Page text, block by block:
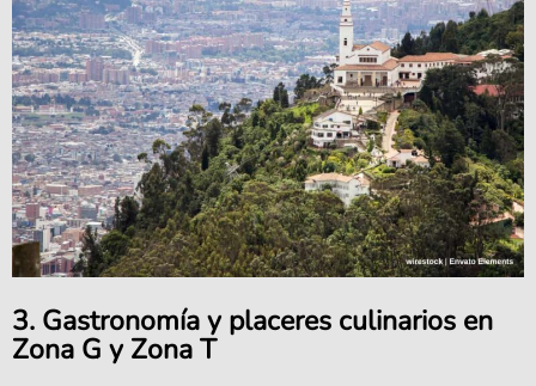
3. Gastronomía y placeres culinarios en
Zona G y Zona T